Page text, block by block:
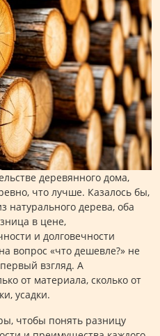
деревянного дома,
что лучше. Казалось бы,
натурального дерева, оба
в цене,
и долговечности
вопрос «что дешевле?» не
взгляд. А
от материала, сколько от
усадки.
чтобы понять разницу